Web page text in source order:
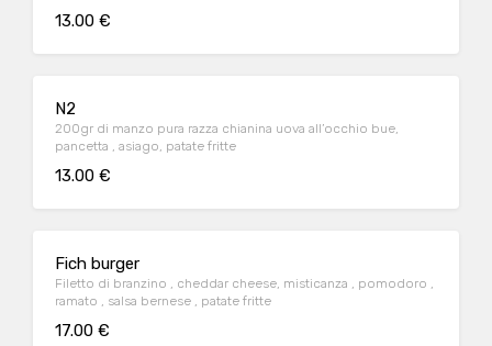
13.00 €
N2
200gr di manzo pura razza chianina uova all’occhio bue,
pancetta , asiago, patate fritte
13.00 €
Fich burger
Filetto di branzino , cheddar cheese, misticanza , pomodoro ,
ramato , salsa bernese , patate fritte
17.00 €